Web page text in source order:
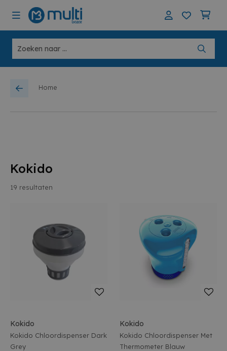
Home
Kokido
19 resultaten
Kokido
Kokido Chloordispenser Dark
Grey
Kokido
Kokido Chloordispenser Met
Thermometer Blauw